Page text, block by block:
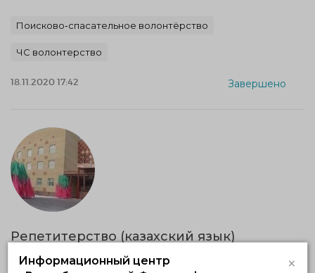
Поисково-спасательное волонтёрство
ЧС волонтерство
18.11.2020 17:42 Завершено
Репетитерство (казахский язык)
19.11.2020 — 30.12.2020, c 14:00 по 16:00
Астана, Астана
Информационный центр
×